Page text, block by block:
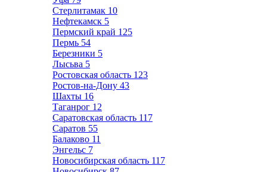
Стерлитамак 10
Нефтекамск 5
Пермский край 125
Пермь 54
Березники 5
Лысьва 5
Ростовская область 123
Ростов-на-Дону 43
Шахты 16
Таганрог 12
Саратовская область 117
Саратов 55
Балаково 11
Энгельс 7
Новосибирская область 117